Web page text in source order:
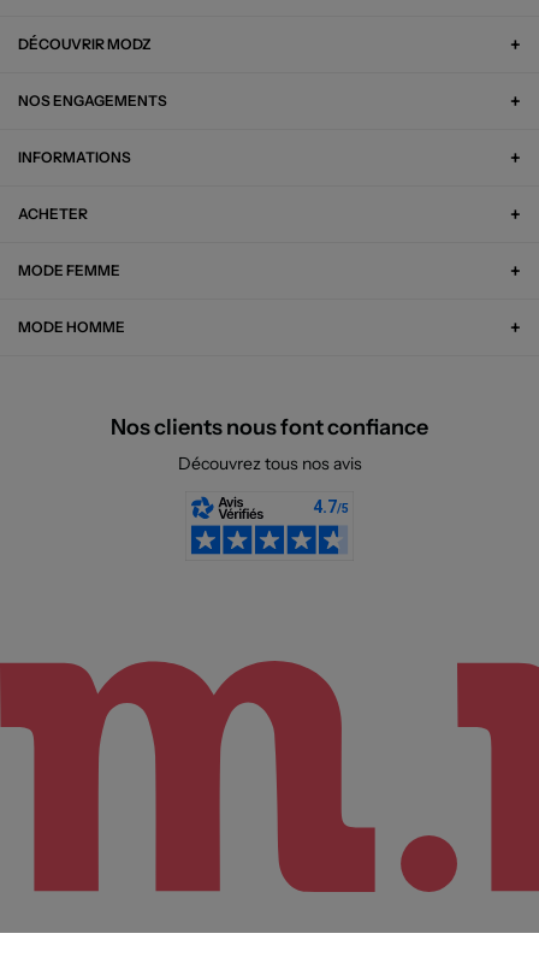
DÉCOUVRIR MODZ
NOS ENGAGEMENTS
INFORMATIONS
ACHETER
MODE FEMME
MODE HOMME
Nos clients nous font confiance
Découvrez tous nos avis